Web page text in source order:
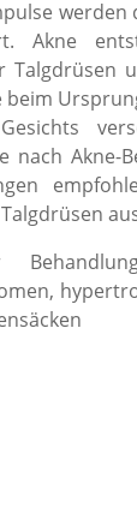
werden
Akne
Talgdrüsen
beim
nach Akne-